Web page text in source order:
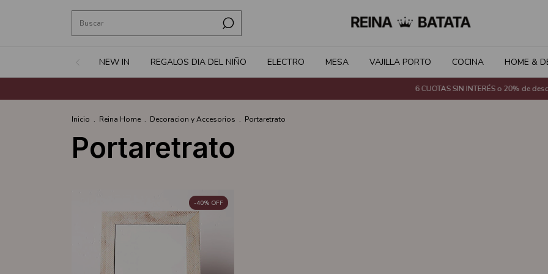
NEW IN REGALOS DIA DEL NIÑO ELECTRO MESA VAJILLA PORTO COCINA HOME &
6 CUOTAS SIN INTERÉS o 20% de
Inicio . Reina Home . Decoracion y Accesorios . Portaretrato
Portaretrato
-40% OFF